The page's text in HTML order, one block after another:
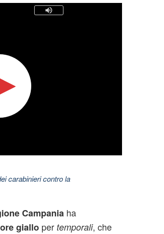
carabinieri contro la
Campania ha
gialloper temporali, che